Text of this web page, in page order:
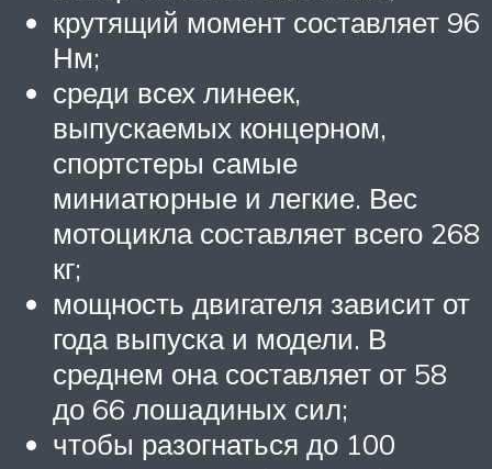
крутящий момент составляет 96
Нм;
среди всех линеек,
выпускаемых концерном,
спортстеры самые
миниатюрные и легкие. Вес
мотоцикла составляет всего 268
кг;
мощность двигателя зависит от
года выпуска и модели. В
среднем она составляет от 58
до 66 лошадиных сил;
чтобы разогнаться до 100